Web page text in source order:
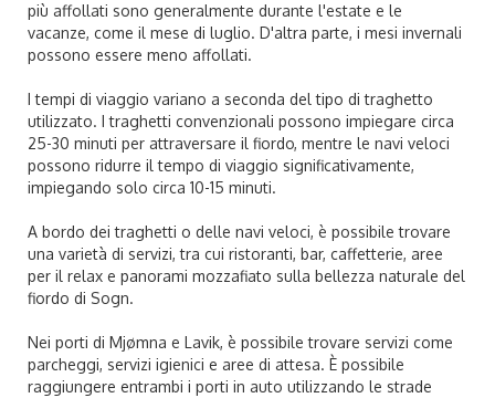
più affollati sono generalmente durante l'estate e le
vacanze, come il mese di luglio. D'altra parte, i mesi invernali
possono essere meno affollati.
I tempi di viaggio variano a seconda del tipo di traghetto
utilizzato. I traghetti convenzionali possono impiegare circa
25-30 minuti per attraversare il fiordo, mentre le navi veloci
possono ridurre il tempo di viaggio significativamente,
impiegando solo circa 10-15 minuti.
A bordo dei traghetti o delle navi veloci, è possibile trovare
una varietà di servizi, tra cui ristoranti, bar, caffetterie, aree
per il relax e panorami mozzafiato sulla bellezza naturale del
fiordo di Sogn.
Nei porti di Mjømna e Lavik, è possibile trovare servizi come
parcheggi, servizi igienici e aree di attesa. È possibile
raggiungere entrambi i porti in auto utilizzando le strade